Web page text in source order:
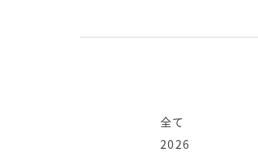
全て
2026